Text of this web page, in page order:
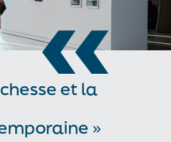
«
et la
»